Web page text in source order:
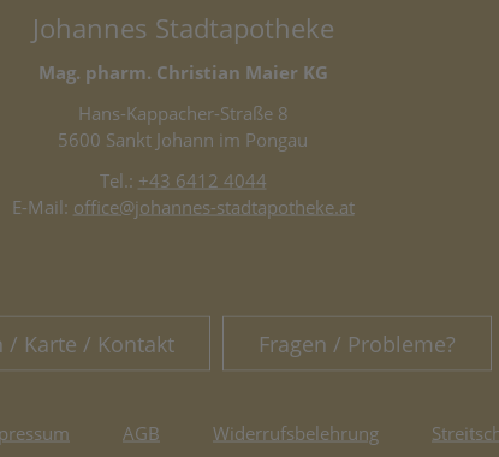
Johannes Stadtapotheke
Mag. pharm. Christian Maier KG
Hans-Kappacher-Straße 8
5600 Sankt Johann im Pongau
Tel.: +43 6412 4044
E-Mail: office@johannes-stadtapotheke.at
/ Karte / Kontakt Fragen / Probleme?
AGB Widerrufsbelehrung